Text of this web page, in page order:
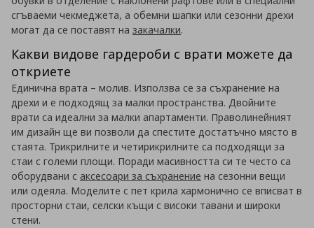
сгъваеми чекмеджета, а обемни шапки или сезонни дрехи
могат да се поставят на закачалки.
Какви видове гардероби с врати можете да
откриете
Единична врата – молив. Използва се за съхранение на
дрехи и е подходящ за малки пространства. Двойните
врати са идеални за малки апартаменти. Праволинейният
им дизайн ще ви позволи да спестите достатъчно място в
стаята. Трикрилните и четирикрилните са подходящи за
стаи с големи площи. Поради масивността си те често са
оборудвани с аксесоари за съхранение на сезонни вещи
или одеяла. Моделите с пет крила хармонично се вписват в
просторни стаи, селски къщи с високи тавани и широки
стени.